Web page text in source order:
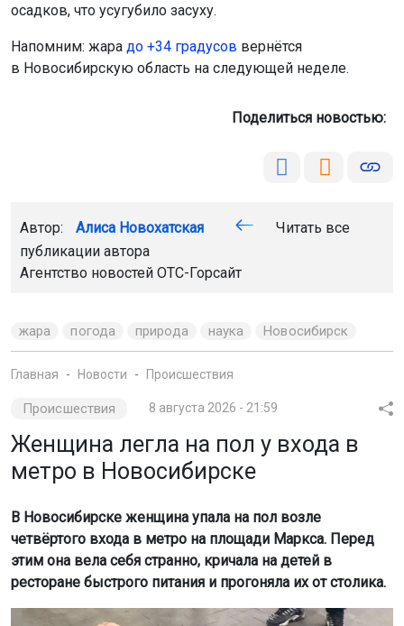
осадков, что усугубило засуху.
Напомним: жара до +34 градусов вернётся
в Новосибирскую область на следующей неделе.
Поделиться новостью:
Автор: Алиса Новохатская
Читать все
публикации автора
Агентство новостей ОТС-Горсайт
жара погода природа наука Новосибирск
Главная Новости Происшествия
Происшествия 8 августа 2026 - 21:59
Женщина легла на пол у входа в
метро в Новосибирске
В Новосибирске женщина упала на пол возле
четвёртого входа в метро на площади Маркса. Перед
этим она вела себя странно, кричала на детей в
ресторане быстрого питания и прогоняла их от столика.